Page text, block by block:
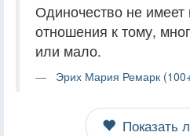
Одиночество не имеет
отношения к тому,
или мало.
Эрих Мария Ремарк
Показать